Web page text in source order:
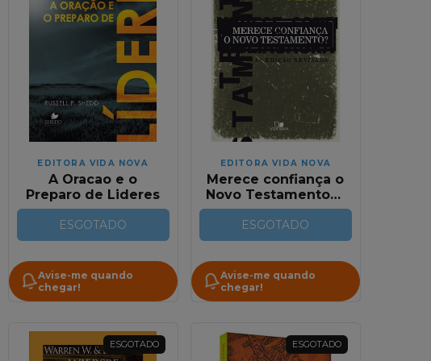
EDITORA VIDA NOVA
A Oracao e o
Preparo de Lideres
ESGOTADO
Avise-me quando
chegar!
EDITORA VIDA NOVA
Merece confiança o
Novo Testamento? |
F. F. Bruce
ESGOTADO
Avise-me quando
chegar!
ESGOTADO ESGOTADO